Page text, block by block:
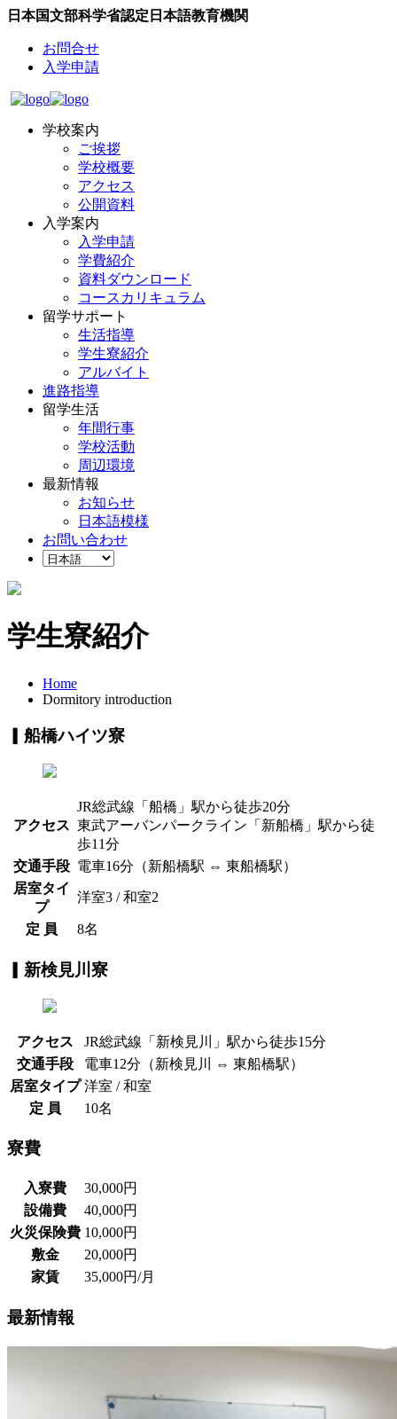
日本国文部科学省認定日本語教育機関
お問合せ
入学申請
学校案内
ご挨拶
学校概要
アクセス
公開資料
入学案内
入学申請
学費紹介
資料ダウンロード
コースカリキュラム
留学サポート
生活指導
学生寮紹介
アルバイト
進路指導
留学生活
年間行事
学校活動
周辺環境
最新情報
お知らせ
日本語模様
お問い合わせ
学生寮紹介
Home
Dormitory introduction
▎船橋ハイツ寮
アクセス
JR総武線「船橋」駅から徒歩20分
東武アーバンパークライン「新船橋」駅から徒
歩11分
交通手段 電車16分（新船橋駅 ⇔ 東船橋駅）
居室タイ
プ
洋室3 / 和室2
定 員 8名
▎新検見川寮
アクセス
JR総武線「新検見川」駅から徒歩15分
交通手段
電車12分（新検見川 ⇔ 東船橋駅）
居室タイプ 洋室 / 和室
定 員
10名
寮費
入寮費
30,000円
設備費
40,000円
火災保険費 10,000円
敷金
20,000円
家賃
35,000円/月
最新情報